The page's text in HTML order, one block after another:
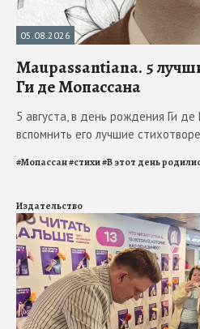
05.08.2026
Maupassantiana. 5
Ги де Мопассана
5 августа, в день рождения Ги
вспомнить его лучшие
#Мопассан#стихи#В этот день
Издательство